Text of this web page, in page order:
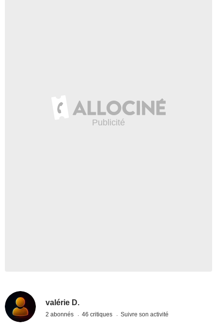
valérie D.
2 abonnés 46 critiques Suivre son activité